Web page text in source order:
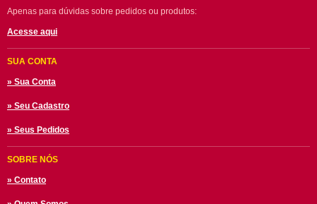
Apenas para dúvidas sobre pedidos ou produtos:
Acesse aqui
SUA CONTA
» Sua Conta
» Seu Cadastro
» Seus Pedidos
SOBRE NÓS
» Contato